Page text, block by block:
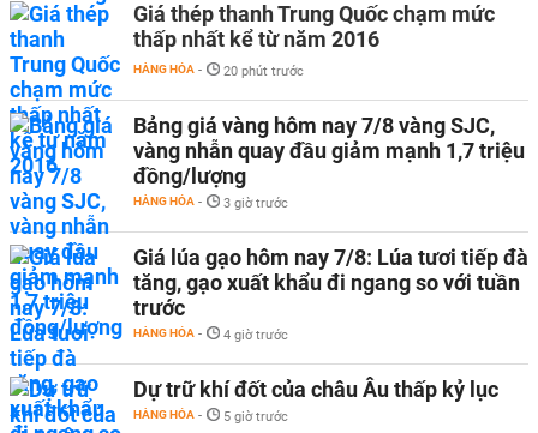
Giá thép thanh Trung Quốc chạm mức
thấp nhất kể từ năm 2016
HÀNG HÓA - 20 phút trước
Bảng giá vàng hôm nay 7/8 vàng SJC,
vàng nhẫn quay đầu giảm mạnh 1,7 triệu
đồng/lượng
HÀNG HÓA - 3 giờ trước
Giá lúa gạo hôm nay 7/8: Lúa tươi tiếp đà
tăng, gạo xuất khẩu đi ngang so với tuần
trước
HÀNG HÓA - 4 giờ trước
Dự trữ khí đốt của châu Âu thấp kỷ lục
HÀNG HÓA - 5 giờ trước